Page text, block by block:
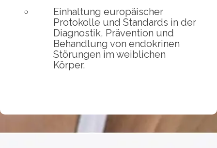
Einhaltung europäischer
Protokolle und Standards in der
Diagnostik, Prävention und
Behandlung von endokrinen
Störungen im weiblichen
Körper.